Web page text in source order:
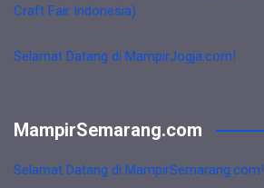
Craft Fair Indonesia)
Selamat Datang di MampirJogja.com!
MampirSemarang.com
Selamat Datang di MampirSemarang.com!